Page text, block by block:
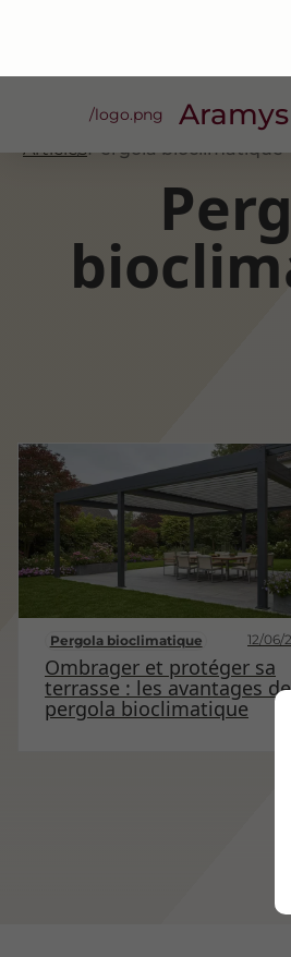
Pergola bioclimatique 12/06/
Ombrager et protéger sa
terrasse : les avantages
pergola bioclimatique